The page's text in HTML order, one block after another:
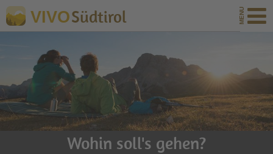
VIVOSüdtirol
Wohin soll's gehen?